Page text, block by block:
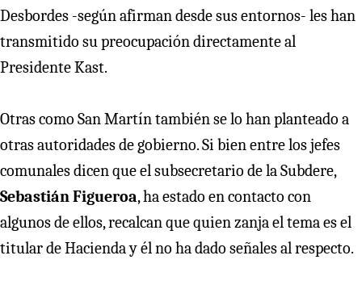
Desbordes -según afirman desde sus entornos- les han
transmitido su preocupación directamente al
Presidente Kast.
Otras como San Martín también se lo han planteado a
otras autoridades de gobierno. Si bien entre los jefes
comunales dicen que el subsecretario de la Subdere,
Sebastián Figueroa, ha estado en contacto con
algunos de ellos, recalcan que quien zanja el tema es el
titular de Hacienda y él no ha dado señales al respecto.